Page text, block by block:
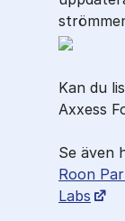
Kan du
Axxess
Se även
Roon
Labs